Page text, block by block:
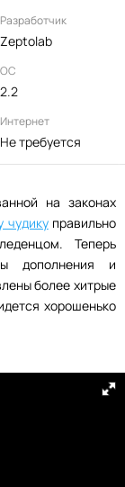
Разработчик
Zeptolab
ОС
2.2
Интернет
Не требуется
на законах
чудикуправильно
Теперь
дополнения и
более хитрые
хорошенько